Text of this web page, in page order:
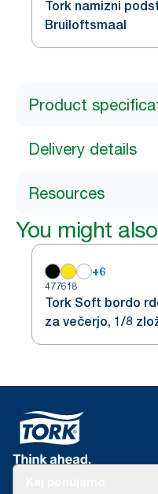
Tork namizni
Bruiloftsmaal
Product
Delivery details
Resources
You might
+6
477618
Tork Soft bordo
za večerjo, 1/8